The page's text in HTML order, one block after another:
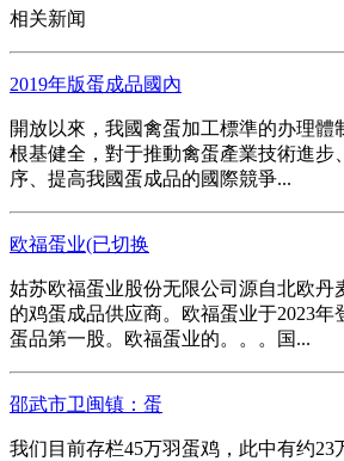
相关新闻
2019年版蛋成品國內
開放以來，我國禽蛋加工標準的办理體
根基健全，對于推動禽蛋產業技術進步
序、提高我國蛋成品的國際競爭...
欧福蛋业(已切换
姑苏欧福蛋业股份无限公司源自北欧丹
的鸡蛋成品供应商。欧福蛋业于2023年
蛋品第一股。欧福蛋业的。。。国...
邵武市卫闽镇：蛋
我们目前存栏45万羽蛋鸡，此中有约23